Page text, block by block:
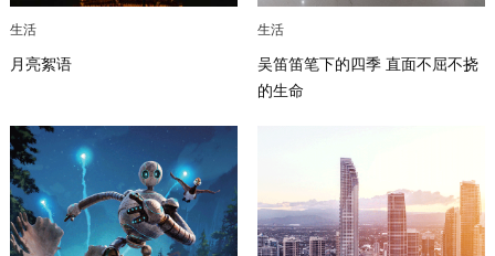
生活
月亮絮语
生活
吴笛笛笔下的四季 直面不屈不挠
的生命